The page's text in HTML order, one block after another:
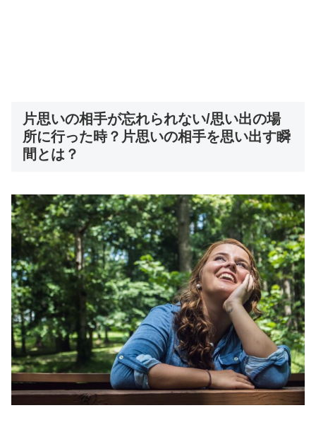
片思いの相手が忘れられない/思い出の場
所に行った時？片思いの相手を思い出す瞬
間とは？